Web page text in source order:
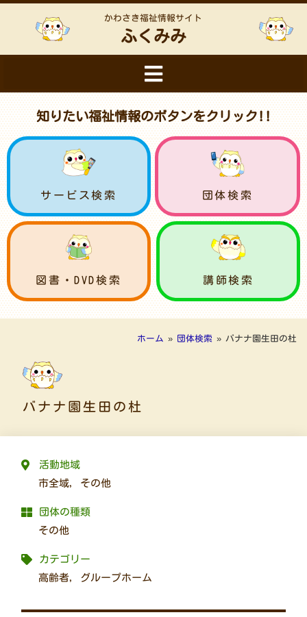
かわさき福祉情報サイト
ふくみみ
知りたい福祉情報のボタンをクリック!!
サービス検索 団体検索
図書・DVD検索 講師検索
ホーム » 団体検索 » バナナ園生田の杜
バナナ園生田の杜
活動地域
市全域, その他
団体の種類
その他
カテゴリー
高齢者, グループホーム